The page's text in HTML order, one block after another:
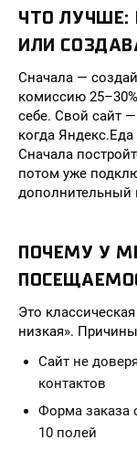
ЧТО ЛУЧШЕ:
ИЛИ
Сначала —
комиссию
себе. Свой сайт
когда
Сначала
потом уже
дополнительный
ПОЧЕМУ У
Это
низкая».
Сайт не
контактов
Форма заказа
10 полей